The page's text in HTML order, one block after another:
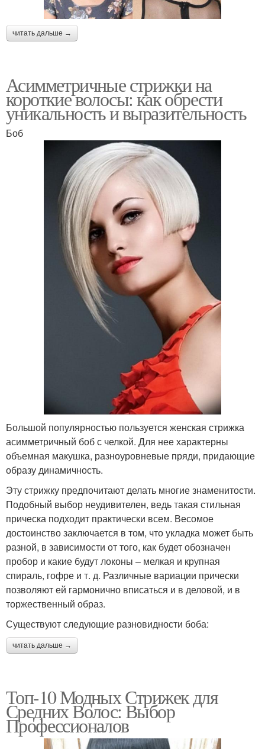
читать дальше →
Асимметричные стрижки на
короткие волосы: как обрести
уникальность и выразительность
Боб
Большой популярностью пользуется женская стрижка
асимметричный боб с челкой. Для нее характерны
объемная макушка, разноуровневые пряди, придающие
образу динамичность.
Эту стрижку предпочитают делать многие знаменитости.
Подобный выбор неудивителен, ведь такая стильная
прическа подходит практически всем. Весомое
достоинство заключается в том, что укладка может быть
разной, в зависимости от того, как будет обозначен
пробор и какие будут локоны – мелкая и крупная
спираль, гофре и т. д. Различные вариации прически
позволяют ей гармонично вписаться и в деловой, и в
торжественный образ.
Существуют следующие разновидности боба:
читать дальше →
Топ-10 Модных Стрижек для
Средних Волос: Выбор
Профессионалов